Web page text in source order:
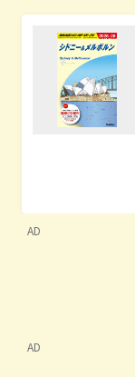
AD
AD